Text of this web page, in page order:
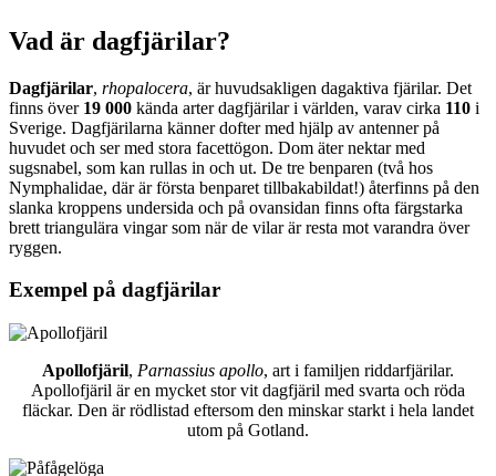
Vad är dagfjärilar?
Dagfjärilar, rhopalocera, är huvudsakligen dagaktiva fjärilar. Det
finns över 19 000 kända arter dagfjärilar i världen, varav cirka 110 i
Sverige. Dagfjärilarna känner dofter med hjälp av antenner på
huvudet och ser med stora facettögon. Dom äter nektar med
sugsnabel, som kan rullas in och ut. De tre benparen (två hos
Nymphalidae, där är första benparet tillbakabildat!) återfinns på den
slanka kroppens undersida och på ovansidan finns ofta färgstarka
brett triangulära vingar som när de vilar är resta mot varandra över
ryggen.
Exempel på dagfjärilar
Apollofjäril, Parnassius apollo, art i familjen riddarfjärilar.
Apollofjäril är en mycket stor vit dagfjäril med svarta och röda
fläckar. Den är rödlistad eftersom den minskar starkt i hela landet
utom på Gotland.